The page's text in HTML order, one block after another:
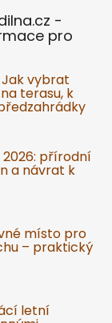
-
pro
vybrat
terasu, k
přírodní
a návrat k
místo pro
– praktický
letní